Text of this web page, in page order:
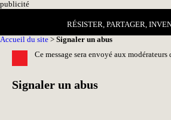
publicité
RÉSISTER, PARTAGER,
Accueil du site > Signaler un abus
Ce message sera envoyé aux modérateurs
Signaler un abus